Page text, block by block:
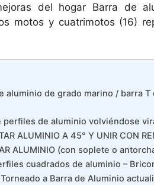
del hogar Barra de
motos y cuatrimotos (16)
aluminio de grado marino / barra
perfiles de aluminio volviéndose
ALUMINIO A 45° Y UNIR CON
ALUMINIO (con soplete o
cuadrados de aluminio –
a Barra de Aluminio